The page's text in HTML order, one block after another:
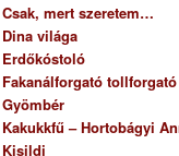
Csak, mert szeretem…
Dina világa
Erdőkóstoló
Fakanálforgató tollforgató
Gyömbér
Kakukkfű – Hortobágyi
Kisildi